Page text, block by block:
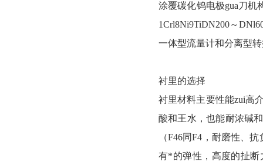
涂覆碳化钨电极gua刀
1Crl8Ni9TiDN200～
一体型流量计和分离型
衬里的选择
衬里材料主要性能zui高
酸和王水，也能耐浓碱
（F46同F4，耐磨性、
有*的弹性，高度的扯